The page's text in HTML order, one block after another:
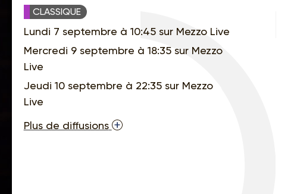
CLASSIQUE
Lundi 7 septembre à 10:45 sur Mezzo Live
Mercredi 9 septembre à 18:35 sur Mezzo
Live
Jeudi 10 septembre à 22:35 sur Mezzo
Live
Plus de diffusions